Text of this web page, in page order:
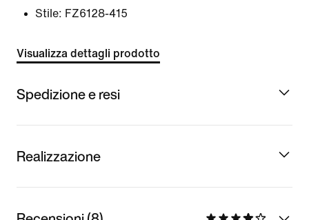
Stile: FZ6128-415
Visualizza dettagli prodotto
Spedizione e resi
Realizzazione